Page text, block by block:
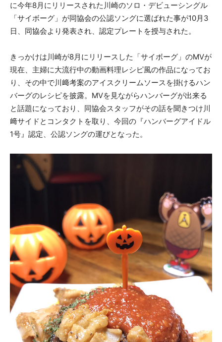
に今年8月にリリースされた川崎のソロ・デビューシングル
「サイボーグ」が同協会の公認ソングに選ばれた事が10月3
日、同協会より発表され、認定プレートを授与された。
きっかけは川崎が8月にリリースした「サイボーグ」のMVが
現在、主婦に大流行中の動画料理レシピ風の作品になってお
り、その中で川﨑考案のアイスクリームソースを掛けるハン
バーグのレシピを披露。MVを見ながらハンバーグが出来る
と話題になっており、同協会スタッフがその話を聞きつけ川
﨑サイドとコンタクトを取り、今回の『ハンバーグアイドル
1号』認定、公認ソングの運びとなった。